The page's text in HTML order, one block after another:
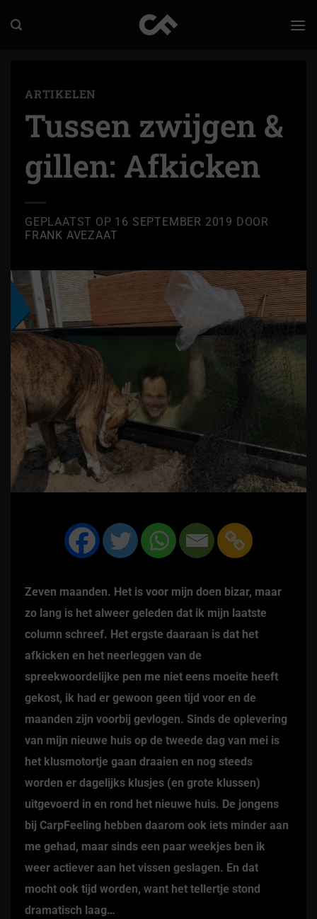
naar
ARTIKELEN
Tussen zwijgen &
gillen: Afkicken
GEPLAATST OP 16 SEPTEMBER 2019 DOOR
FRANK AVEZAAT
Zeven maanden. Het is voor mijn doen bizar, maar
zo lang is het alweer geleden dat ik mijn laatste
column schreef. Het ergste daaraan is dat het
afkicken en het neerleggen van de
spreekwoordelijke pen me niet eens moeite heeft
gekost, ik had er gewoon geen tijd voor en de
maanden zijn voorbij gevlogen. Sinds de oplevering
van mijn nieuwe huis op de tweede dag van mei is
het klusmotortje gaan draaien en nog steeds
worden er dagelijks klusjes (en grote klussen)
uitgevoerd in en rond het nieuwe huis. De jongens
bij CarpFeeling hebben daarom ook iets minder aan
me gehad, maar sinds een paar weekjes ben ik
weer actiever aan het vissen geslagen. En dat
mocht ook tijd worden, want het tellertje stond
dramatisch laag…